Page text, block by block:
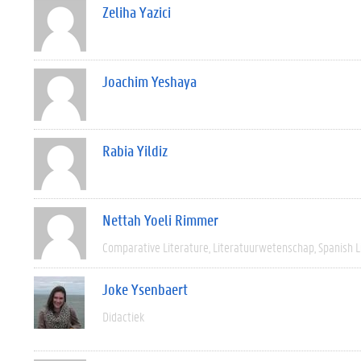
Zeliha Yazici
Joachim Yeshaya
Rabia Yildiz
Nettah Yoeli Rimmer
Comparative Literature Literatuurwetenschap Spanish
Joke Ysenbaert
Didactiek